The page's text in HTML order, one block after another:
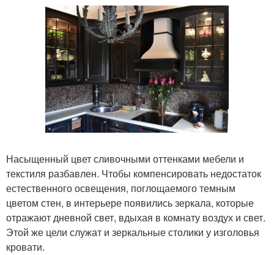
Насыщенный цвет сливочными оттенками мебели и
текстиля разбавлен. Чтобы компенсировать недостаток
естественного освещения, поглощаемого темным
цветом стен, в интерьере появились зеркала, которые
отражают дневной свет, вдыхая в комнату воздух и свет.
Этой же цели служат и зеркальные столики у изголовья
кровати.